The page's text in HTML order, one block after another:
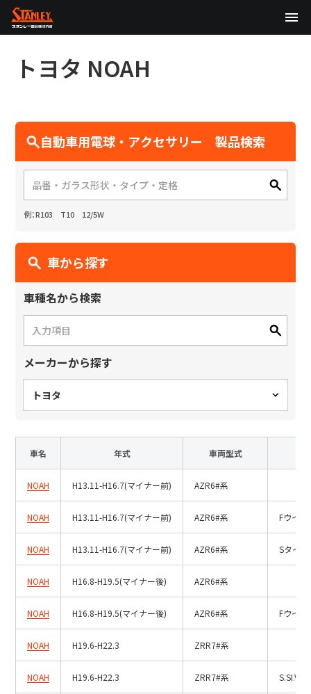
日本語
お問い合わせ
サイト内検索
製品検索
全て
企業情報
製品情報
テクノロジー
サステナビリティ
株主・投資家情報
ニュース
採用情報
トヨタ NOAH
自動車用電球・アクセサリー 製品検索
例：R103 T10 12/5W
車から探す
車種名から検索
メーカーから探す
トヨタ
車名 年式 車両型式
NOAH H13.11-H16.7(マイナー前) AZR6#系
NOAH H13.11-H16.7(マイナー前) AZR6#系 Fウイ
NOAH H13.11-H16.7(マイナー前) AZR6#系 Sタイ
NOAH H16.8-H19.5(マイナー後) AZR6#系
NOAH H16.8-H19.5(マイナー後) AZR6#系 Fウイ
NOAH H19.6-H22.3 ZRR7#系
NOAH H19.6-H22.3 ZRR7#系 S.SI.V